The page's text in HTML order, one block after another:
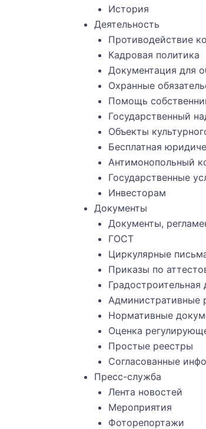
История
Деятельность
Противодействие
Кадровая политика
Документация для
Охранные
Помощь
Государственный
Объекты
Бесплатная
Антимонопольный
Государственные
Инвесторам
Документы
Документы,
ГОСТ
Циркулярные
Приказы по
Градостроительная
Административные
Нормативные
Оценка
Простые реестры
Согласованные
Пресс-служба
Лента новостей
Мероприятия
Фоторепортажи